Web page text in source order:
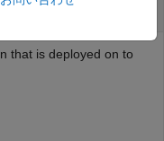
that is deployed on to